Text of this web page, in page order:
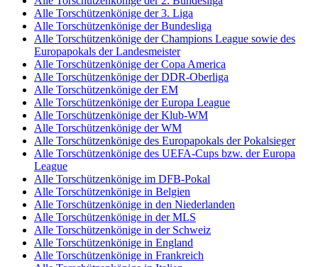
Alle Torschützenkönige der 3. Liga
Alle Torschützenkönige der Bundesliga
Alle Torschützenkönige der Champions League sowie des
Europapokals der Landesmeister
Alle Torschützenkönige der Copa America
Alle Torschützenkönige der DDR-Oberliga
Alle Torschützenkönige der EM
Alle Torschützenkönige der Europa League
Alle Torschützenkönige der Klub-WM
Alle Torschützenkönige der WM
Alle Torschützenkönige des Europapokals der Pokalsieger
Alle Torschützenkönige des UEFA-Cups bzw. der Europa
League
Alle Torschützenkönige im DFB-Pokal
Alle Torschützenkönige in Belgien
Alle Torschützenkönige in den Niederlanden
Alle Torschützenkönige in der MLS
Alle Torschützenkönige in der Schweiz
Alle Torschützenkönige in England
Alle Torschützenkönige in Frankreich